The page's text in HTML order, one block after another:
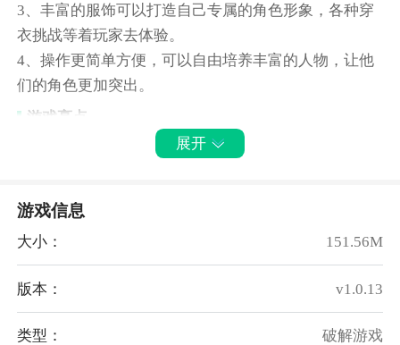
3、丰富的服饰可以打造自己专属的角色形象，各种穿
衣挑战等着玩家去体验。
4、操作更简单方便，可以自由培养丰富的人物，让他
们的角色更加突出。
游戏亮点
1、暧昧瞬间丰富的游戏任务等待玩家完成，可以解锁
2、所有的故事情节都经过精心设计，玩家需要根据故
3、各种各样的服装道具可以大大提升角色的好感度，
4、各种男神都在等着玩家见面，玩家可以和他们一起
触发一些精彩有趣的故事。
展开
游戏信息
大小： 151.56M
版本： v1.0.13
类型： 破解游戏